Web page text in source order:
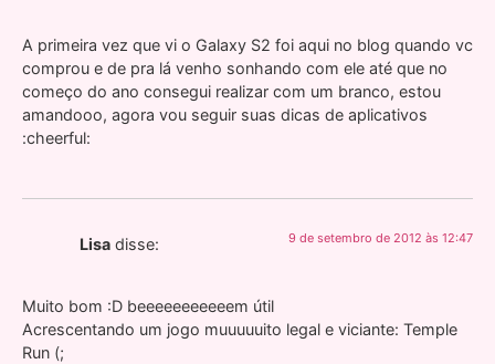
A primeira vez que vi o Galaxy S2 foi aqui no blog quando vc
comprou e de pra lá venho sonhando com ele até que no
começo do ano consegui realizar com um branco, estou
amandooo, agora vou seguir suas dicas de aplicativos
:cheerful:
Lisa disse: 9 de setembro de 2012 às 12:47
Muito bom :D beeeeeeeeeeem útil
Acrescentando um jogo muuuuuito legal e viciante: Temple
Run (;